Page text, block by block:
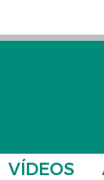
VÍDEOS